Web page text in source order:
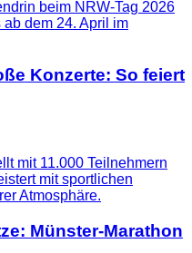
Konzerte: So feiert
Münster-Marathon